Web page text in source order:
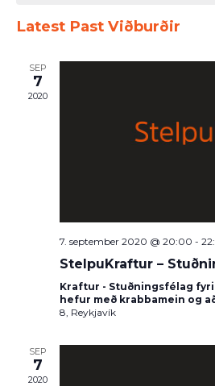
Latest Past Viðburðir
SEP
7
2020
7. september 2020 @ 20:00 -
StelpuKraftur –
Kraftur - Stuðningsfélag
hefur með krabbamein og
8, Reykjavík
SEP
7
2020